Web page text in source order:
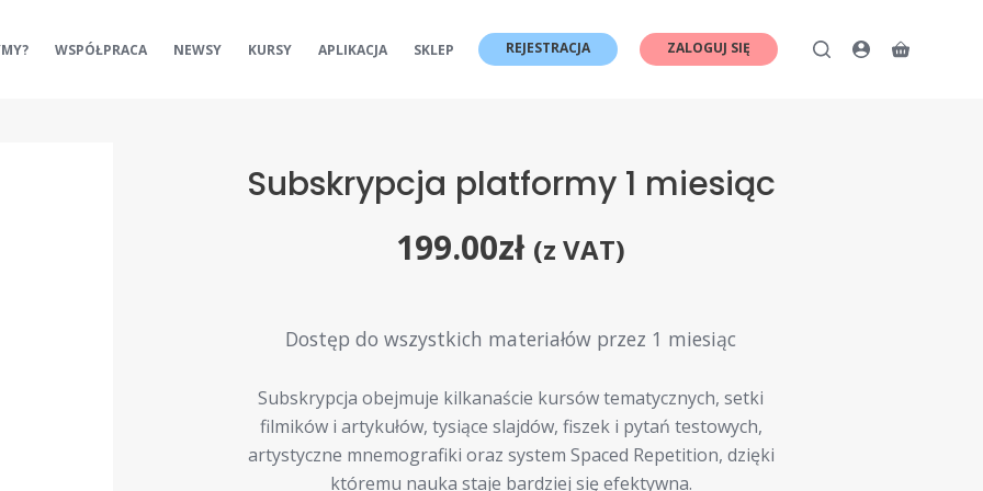
WSPÓŁPRACA NEWSY KURSY APLIKACJA SKLEP REJESTRACJA ZALOGUJ SIĘ
Koszyk
Subskrypcja platformy 1 miesiąc
199.00zł (z VAT)
Dostęp do wszystkich materiałów przez 1 miesiąc
Subskrypcja obejmuje kilkanaście kursów tematycznych, setki
filmików i artykułów, tysiące slajdów, fiszek i pytań testowych,
artystyczne mnemografiki oraz system Spaced Repetition, dzięki
któremu nauka staje bardziej się efektywna.